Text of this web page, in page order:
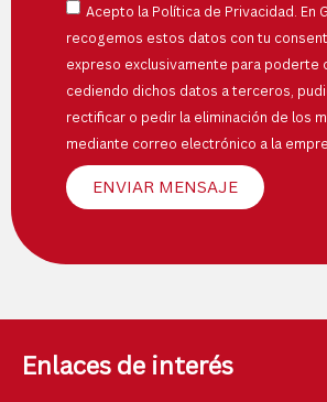
Acepto la Política de Privacidad. En
recogemos estos datos con tu
expreso exclusivamente para poderte
cediendo dichos datos a terceros,
rectificar o pedir la eliminación de los
mediante correo electrónico a la
ENVIAR MENSAJE
Enlaces de interés